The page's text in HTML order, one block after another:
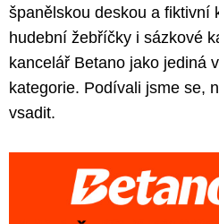
španělskou deskou a fiktivní
hudební žebříčky i sázkové
kancelář Betano jako jediná
kategorie. Podívali jsme se,
vsadit.